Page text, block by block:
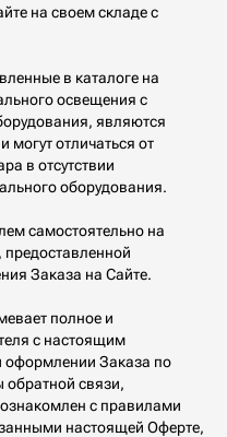
на своем складе с
в каталоге на
освещения с
являются
отличаться от
в отсутствии
оборудования.
самостоятельно на
Заказа на Сайте.
полное и
с настоящим
Заказа по
связи,
с правилами
настоящей Оферте,